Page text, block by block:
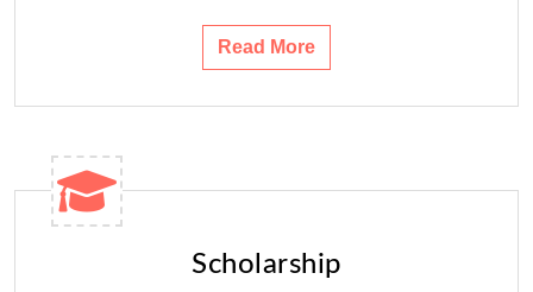
Read More
Scholarship